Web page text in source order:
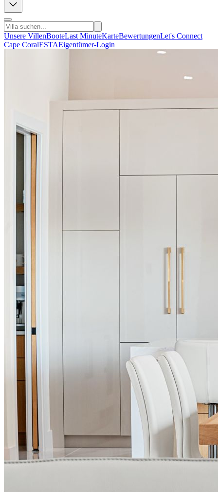
Unsere VillenBooteLast MinuteKarteBewertungenLet's Connect
Cape CoralESTAEigentümer-Login